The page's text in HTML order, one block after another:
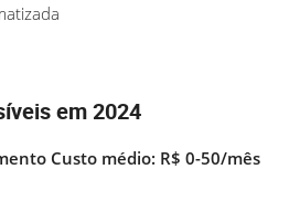
em 2024
Custo médio: R$ 0-50/mês